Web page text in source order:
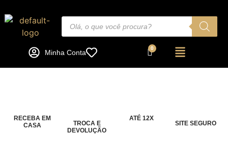
Minha Conta
RECEBA EM
CASA
TROCA E
DEVOLUÇÃO
ATÉ 12X
SITE SEGURO